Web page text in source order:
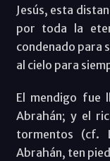
Jesús, esta
por toda la
condenado para
al cielo para
El mendigo fue
Abrahán; y el
tormentos (cf.
Abrahán, ten